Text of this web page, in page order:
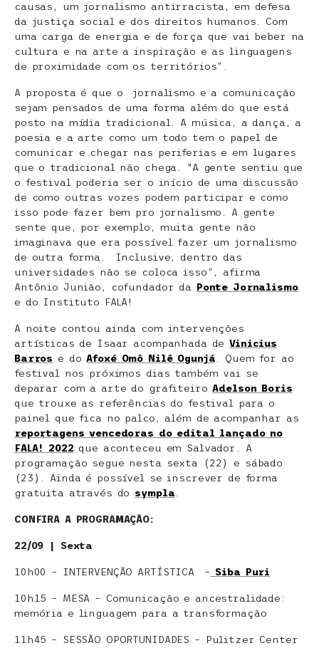
causas, um jornalismo antirracista, em defesa
da justiça social e dos direitos humanos. Com
uma carga de energia e de força que vai beber na
cultura e na arte a inspiração e as linguagens
de proximidade com os territórios”.
A proposta é que o jornalismo e a comunicação
sejam pensados de uma forma além do que está
posto na mídia tradicional. A música, a dança, a
poesia e a arte como um todo tem o papel de
comunicar e chegar nas periferias e em lugares
que o tradicional não chega. “A gente sentiu que
o festival poderia ser o início de uma discussão
de como outras vozes podem participar e como
isso pode fazer bem pro jornalismo. A gente
sente que, por exemplo, muita gente não
imaginava que era possível fazer um jornalismo
de outra forma. Inclusive, dentro das
universidades não se coloca isso”, afirma
Antônio Junião, cofundador da Ponte Jornalismo
e do Instituto FALA!
A noite contou ainda com intervenções
artísticas de Isaar acompanhada deVinicius
Barros e doAfoxé Omô Nilê Ogunjá . Quem for ao
festival nos próximos dias também vai se
deparar com a arte do grafiteiroAdelson Boris
que trouxe as referências do festival para o
painel que fica no palco, além de acompanhar as
reportagens vencedoras do edital lançado no
FALA! 2022 que aconteceu em Salvador. A
programação segue nesta sexta (22) e sábado
(23). Ainda é possível se inscrever de forma
gratuita através do sympla
CONFIRA A PROGRAMAÇÃO:
22/09 | Sexta
10h00 – INTERVENÇÃO ARTÍSTICA – Siba Puri
10h15 – MESA – Comunicação e ancestralidade:
memória e linguagem para a transformação
11h45 – SESSÃO OPORTUNIDADES – Pulitzer Center